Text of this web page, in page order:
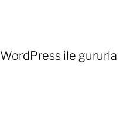
WordPress ile gururla